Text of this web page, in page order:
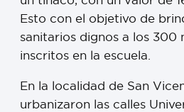
Esto con el objetivo de
sanitarios dignos a los 300
inscritos en la escuela.
En la localidad de San
urbanizaron las calles